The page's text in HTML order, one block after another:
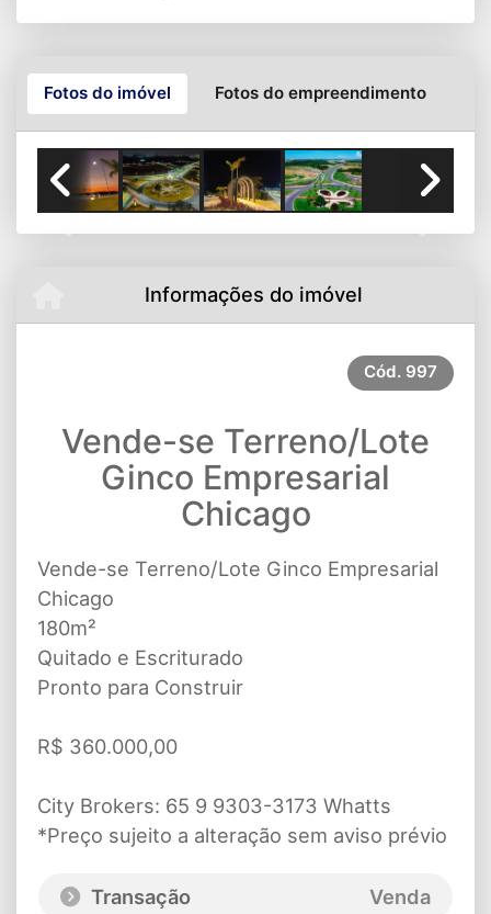
Fotos do imóvel Fotos do empreendimento
Informações do imóvel
Cód. 997
Vende-se Terreno/Lote
Ginco Empresarial
Chicago
Vende-se Terreno/Lote Ginco Empresarial
Chicago
180m²
Quitado e Escriturado
Pronto para Construir
R$ 360.000,00
City Brokers: 65 9 9303-3173 Whatts
*Preço sujeito a alteração sem aviso prévio
Transação
Venda